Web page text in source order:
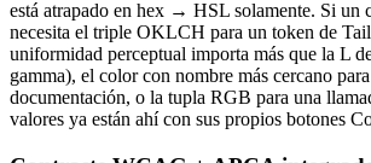
está atrapado en hex → HSL solamente. Si un
necesita el triple OKLCH para un token de
uniformidad perceptual importa más que la L
gamma), el color con nombre más cercano
documentación, o la tupla RGB para una
valores ya están ahí con sus propios botones